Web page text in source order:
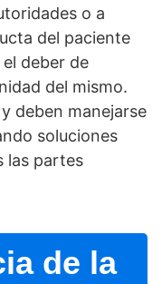
o a
del paciente
deber de
del mismo.
deben manejarse
soluciones
las partes
de la